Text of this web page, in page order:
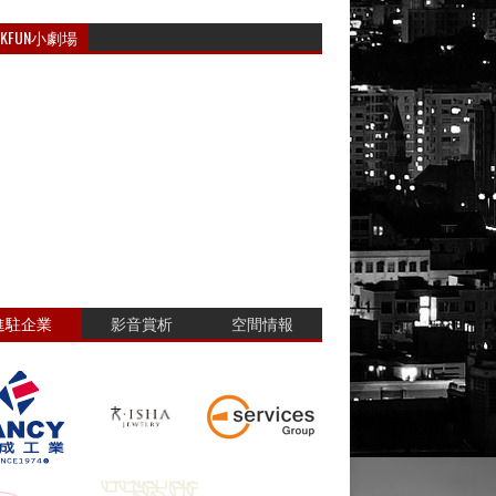
小劇場
駐企業 影音賞析 空間情報